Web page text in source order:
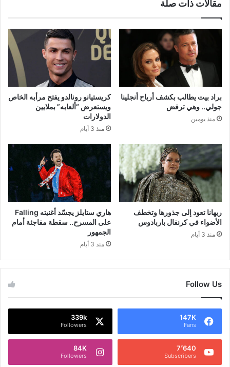
مقالات ذات صلة
براد بيت يطالب بكشف أرباح أنجلينا
جولي.. وهي ترفض
منذ يومين
كريستيانو رونالدو يفتح مرأبه الخاص
ويستعرض “ألعابه” بملايين
الدولارات
منذ 3 أيام
ريهانا تعود إلى جذورها وتخطف
الأضواء في كرنفال باربادوس
منذ 3 أيام
هاري ستايلز يجسّد أغنيته Falling
على المسرح.. سقطة مفاجئة أمام
الجمهور
منذ 3 أيام
Follow Us
147K
Fans
339k
Followers
7٬640
Subscribers
84K
Followers